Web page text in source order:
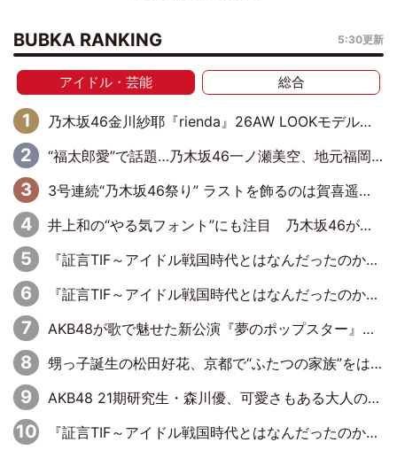
BUBKA RANKING 5:30更新
アイドル・芸能 総合
乃木坂46金川紗耶『rienda』26AW LOOKモデルに就任
“福太郎愛”で話題…乃木坂46一ノ瀬美空、地元福岡『めんべい25周年トップサポーター』に就任
3号連続“乃木坂46祭り” ラストを飾るのは賀喜遥香…5年ぶりの登場に「5年分大人になった私を見ていただけたら」
井上和の“やる気フォント”にも注目 乃木坂46が挑んだ書道パフォーマンスの舞台裏
『証言TIF～アイドル戦国時代とはなんだったのか～』第6回：でんぱ組.inc・古川未鈴×相沢梨紗「『ハロプロやりたかったな』って言ったら、夢眠ねむさんに『てめえはでんぱ組．incなんだよ！』って肩パンされて(笑)」
『証言TIF～アイドル戦国時代とはなんだったのか～』第11回：私立恵比寿中学・真山りか×安本彩花「TIFで10年ぶりのキョンシーメイクをしたら、場を完全に引かせてしまって。時代が変わったんだなって」
AKB48が歌で魅せた新公演『夢のポップスター』 初日から全身全霊のステージ
甥っ子誕生の松田好花、京都で“ふたつの家族”をはしご！ “母”黒谷友香に見送られ、“父”松岡昌宏とはハシゴ酒
AKB48 21期研究生・森川優、可愛さもある大人の女性に
『証言TIF～アイドル戦国時代とはなんだったのか～』第10回：さくら学院・武藤彩未×飯田らうら「正直、中3で辞めるというのを信じてなくて。そう言われてはいたけど、嘘でしょって」